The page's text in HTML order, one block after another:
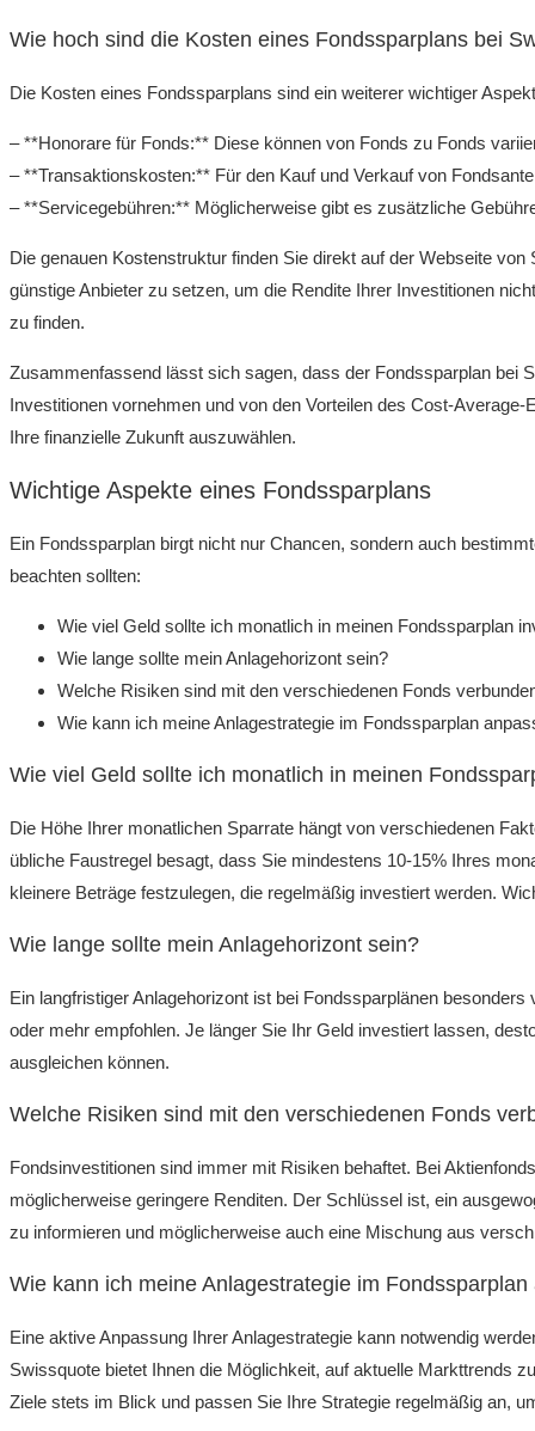
Wie hoch sind die Kosten eines Fondssparplans bei
Die Kosten eines Fondssparplans sind ein weiterer wichtiger
– **Honorare für Fonds:** Diese können von Fonds zu Fonds
– **Transaktionskosten:** Für den Kauf und Verkauf von
– **Servicegebühren:** Möglicherweise gibt es zusätzliche
Die genauen Kostenstruktur finden Sie direkt auf der Webseite
günstige Anbieter zu setzen, um die Rendite Ihrer Investitionen
zu finden.
Zusammenfassend lässt sich sagen, dass der Fondssparplan bei
Investitionen vornehmen und von den Vorteilen des Cost-
Ihre finanzielle Zukunft auszuwählen.
Wichtige Aspekte eines Fondssparplans
Ein Fondssparplan birgt nicht nur Chancen, sondern auch
beachten sollten:
Wie viel Geld sollte ich monatlich in meinen Fondssparplan
Wie lange sollte mein Anlagehorizont sein?
Welche Risiken sind mit den verschiedenen Fonds
Wie kann ich meine Anlagestrategie im Fondssparplan
Wie viel Geld sollte ich monatlich in meinen
Die Höhe Ihrer monatlichen Sparrate hängt von verschiedenen
übliche Faustregel besagt, dass Sie mindestens 10-15% Ihres
kleinere Beträge festzulegen, die regelmäßig investiert werden.
Wie lange sollte mein Anlagehorizont sein?
Ein langfristiger Anlagehorizont ist bei Fondssparplänen
oder mehr empfohlen. Je länger Sie Ihr Geld investiert lassen,
ausgleichen können.
Welche Risiken sind mit den verschiedenen Fonds
Fondsinvestitionen sind immer mit Risiken behaftet. Bei
möglicherweise geringere Renditen. Der Schlüssel ist, ein
zu informieren und möglicherweise auch eine Mischung aus
Wie kann ich meine Anlagestrategie im Fondssparplan
Eine aktive Anpassung Ihrer Anlagestrategie kann notwendig
Swissquote bietet Ihnen die Möglichkeit, auf aktuelle Markttrends
Ziele stets im Blick und passen Sie Ihre Strategie regelmäßig an,